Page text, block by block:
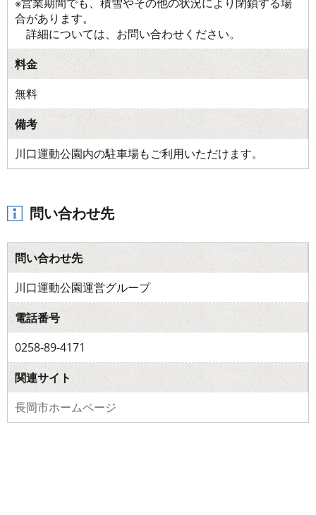
合があります。
詳細については、お問い合わせください。
料金
無料
備考
川口運動公園内の駐車場もご利用いただけます。
問い合わせ先
問い合わせ先
川口運動公園運営グループ
電話番号
0258-89-4171
関連サイト
長岡市ホームページ